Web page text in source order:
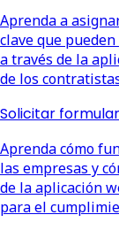
Aprenda a
clave que
a través de la
de los
Solicitar
Aprenda cómo
las empresas y
de la aplicación
para el